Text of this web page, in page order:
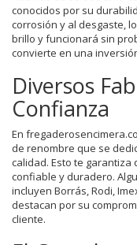
conocidos por su
corrosión y al desgaste,
brillo y funcionará sin
convierte en una
Diversos
Confianza
En
de renombre que se
calidad. Esto te
confiable y duradero.
incluyen Borrás, Rodi,
destacan por su
cliente.